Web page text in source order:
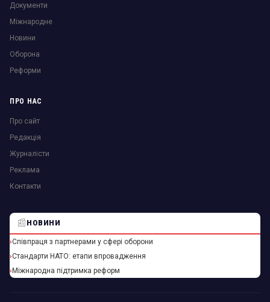
Документи
Міжнародне
Новини
Оборона
Реформи
ПРО НАС
Про сайт
Редакція
Журналісти
Реклама
Контакти
📰 НОВИНИ
Співпраця з партнерами у сфері оборони
Стандарти НАТО: етапи впровадження
Міжнародна підтримка реформ